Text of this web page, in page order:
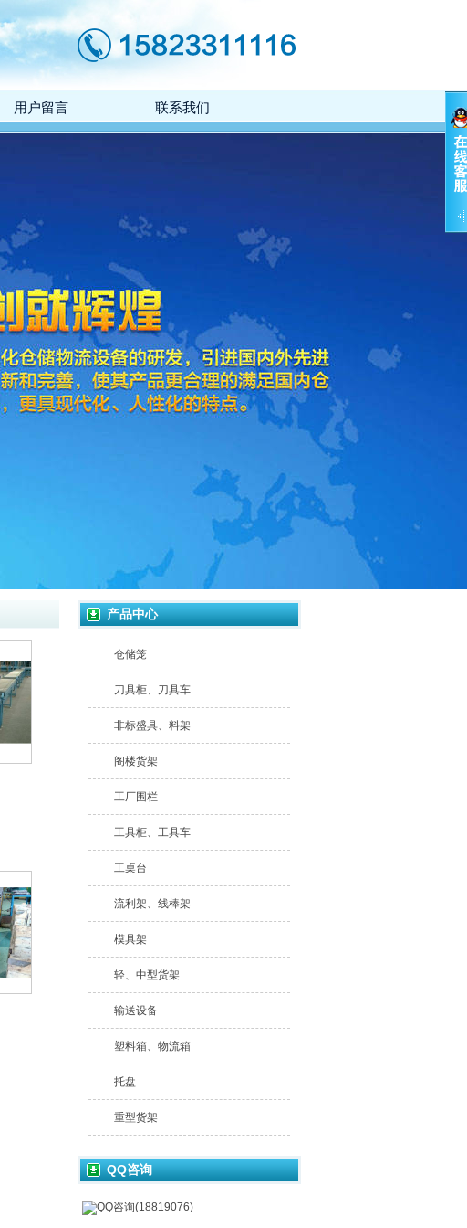
用户留言 联系我们
产品中心
仓储笼
刀具柜、刀具车
非标盛具、料架
阁楼货架
工厂围栏
工具柜、工具车
工桌台
流利架、线棒架
模具架
轻、中型货架
输送设备
塑料箱、物流箱
托盘
重型货架
QQ咨询
QQ咨询(18819076)